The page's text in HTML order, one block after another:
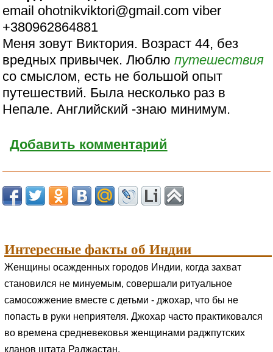
email ohotnikviktori@gmail.com viber
+380962864881
Меня зовут Виктория. Возраст 44, без
вредных привычек. Люблюпутешествия
со смыслом, есть не большой опыт
путешествий. Была несколько раз в
Непале. Английский -знаю минимум.
Добавить комментарий
Интересные факты об Индии
Женщины осажденных городов Индии, когда захват
становился не минуемым, совершали ритуальное
самосожжение вместе с детьми - джохар, что бы не
попасть в руки неприятеля. Джохар часто практиковался
во времена средневековья женщинами раджпутских
кланов штата Раджастан.